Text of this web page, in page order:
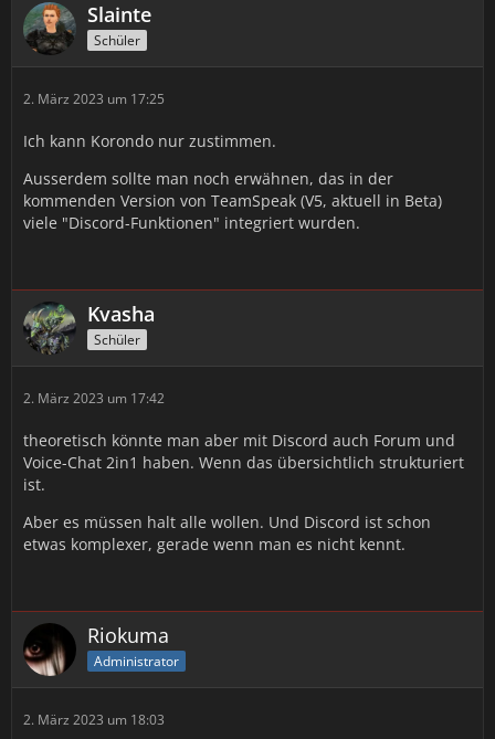
Slainte
Schüler
2. März 2023 um 17:25
Ich kann Korondo nur zustimmen.
Ausserdem sollte man noch erwähnen, das in der
kommenden Version von TeamSpeak (V5, aktuell in Beta)
viele "Discord-Funktionen" integriert wurden.
Kvasha
Schüler
2. März 2023 um 17:42
theoretisch könnte man aber mit Discord auch Forum und
Voice-Chat 2in1 haben. Wenn das übersichtlich strukturiert
ist.
Aber es müssen halt alle wollen. Und Discord ist schon
etwas komplexer, gerade wenn man es nicht kennt.
Riokuma
Administrator
2. März 2023 um 18:03